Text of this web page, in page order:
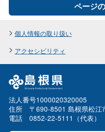
ページ
個人情報の取り扱い
アクセシビリティ
法人番号1000020320005
住所 〒690-8501 島根県松江
電話 0852-22-5111（代表）